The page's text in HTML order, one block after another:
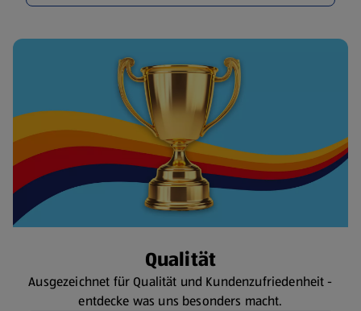
Qualität
Ausgezeichnet für Qualität und Kundenzufriedenheit -
entdecke was uns besonders macht.